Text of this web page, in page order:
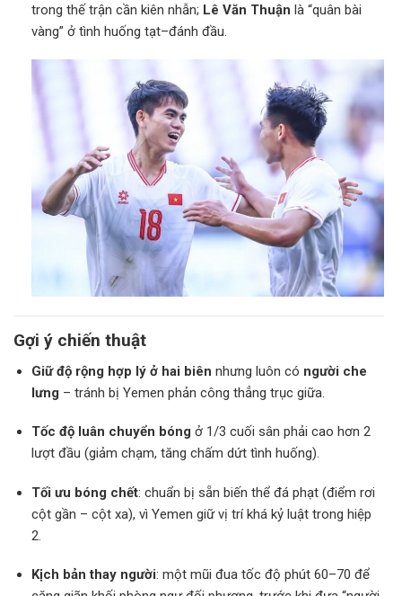
trong thế trận cần kiên nhẫn; Lê Văn Thuận là “quân bài
vàng” ở tình huống tạt–đánh đầu.
Gợi ý chiến thuật
Giữ độ rộng hợp lý ở hai biên nhưng luôn có người che
lưng – tránh bị Yemen phản công thẳng trục giữa.
Tốc độ luân chuyển bóng ở 1/3 cuối sân phải cao hơn 2
lượt đầu (giảm chạm, tăng chấm dứt tình huống).
Tối ưu bóng chết: chuẩn bị sẵn biến thể đá phạt (điểm rơi
cột gần – cột xa), vì Yemen giữ vị trí khá kỷ luật trong hiệp
2.
Kịch bản thay người: một mũi đua tốc độ phút 60–70 để